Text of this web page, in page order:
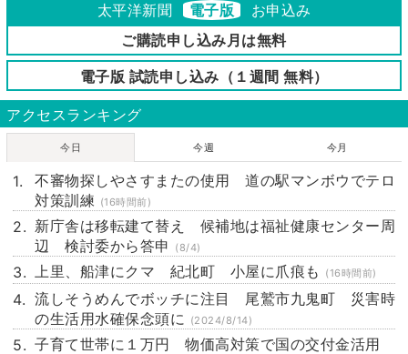
太平洋新聞 電子版
お申込み
ご購読申し込み月は無料
電子版 試読申し込み（１週間 無料）
アクセスランキング
今日 今週 今月
不審物探しやさすまたの使用 道の駅マンボウでテロ
対策訓練 (16時間前)
新庁舎は移転建て替え 候補地は福祉健康センター周
辺 検討委から答申
(8/4)
上里、船津にクマ 紀北町 小屋に爪痕も (16時間前)
流しそうめんでボッチに注目 尾鷲市九鬼町 災害時
の生活用水確保念頭に (2024/8/14)
子育て世帯に１万円 物価高対策で国の交付金活用